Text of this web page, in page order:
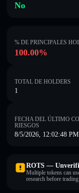
No
% DE PRINCIPALES
100.00%
TOTAL DE HOLDERS
1
FECHA DEL ÚLTIMO
RIESGOS
8/5/2026, 12:02:48 PM
ROTS —
Multiple tokens can
research before